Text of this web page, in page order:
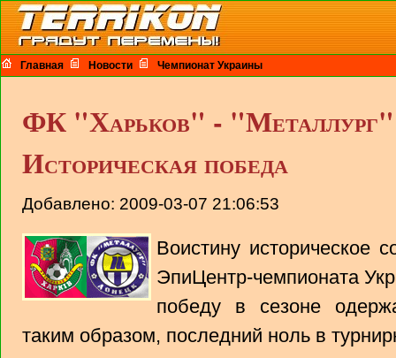
Главная Новости Чемпионат Украины
ФК "Харьков" -
Историческая победа
Добавлено: 2009-03-07 21:06:53
Воистину историческое
ЭпиЦентр-чемпионата
победу в сезоне
таким образом, последний ноль в